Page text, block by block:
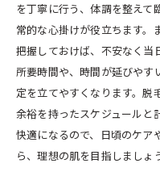
を丁寧に行う、体調を整えて
常的な心掛けが役立ちます。
把握しておけば、不安なく当
所要時間や、時間が延びやす
定を立てやすくなります。脱
余裕を持ったスケジュールと
快適になるので、日頃のケア
ら、理想の肌を目指しましょう